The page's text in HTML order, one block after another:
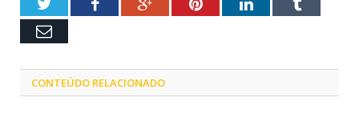
Email
CONTEÚDO RELACIONADO